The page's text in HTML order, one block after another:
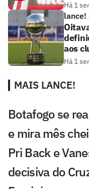
Há 1
lance!
aos
Há 1
MAIS LANCE!
Botafogo se
e mira mês
Pri Back e
decisiva do